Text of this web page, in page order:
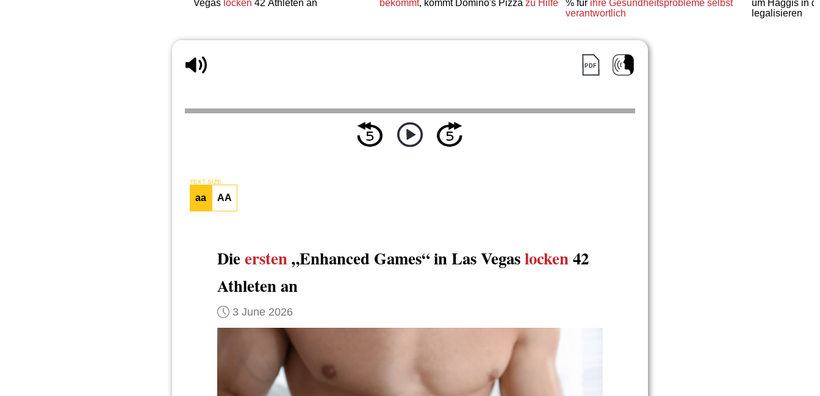
Vegas locken 42 Athleten an
bekommt, kommt Domino's Pizza zu Hilfe
% für ihre Gesundheitsprobleme selbst
verantwortlich
um Haggis in
legalisieren
TEXT SIZE
aa AA
Dieersten„Enhanced Games“ in Las Vegaslocken42
Athleten an
3 June 2026